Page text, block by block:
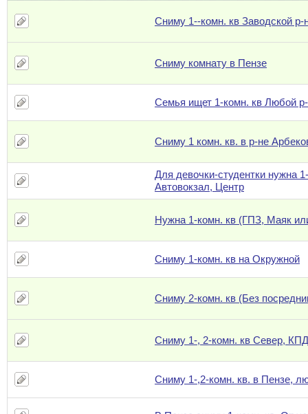
Сниму 1--комн. кв Заводской р-
Сниму комнату в Пензе
Семья ищет 1-комн. кв Любой
Сниму 1 комн. кв. в р-не
Для девочки-студентки нужна
Автовокзал, Центр
Нужна 1-комн. кв (ГПЗ, Маяк
Сниму 1-комн. кв на Окружной
Сниму 2-комн. кв (Без
Сниму 1-, 2-комн. кв Север, КПД
Сниму 1-,2-комн. кв. в Пензе,